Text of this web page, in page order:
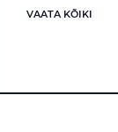
VAATA KÕIKI